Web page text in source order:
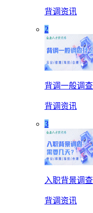
背调资讯
2
背调一般调查
背调资讯
3
入职背景调
背调资讯